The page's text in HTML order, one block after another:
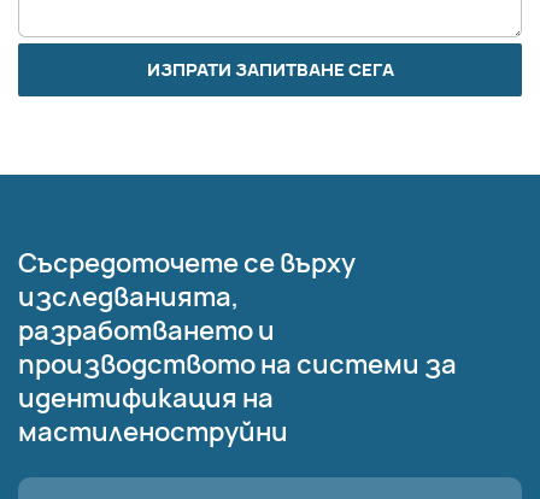
ИЗПРАТИ ЗАПИТВАНЕ СЕГА
Съсредоточете се върху
изследванията,
разработването и
производството на системи за
идентификация на
мастиленоструйни